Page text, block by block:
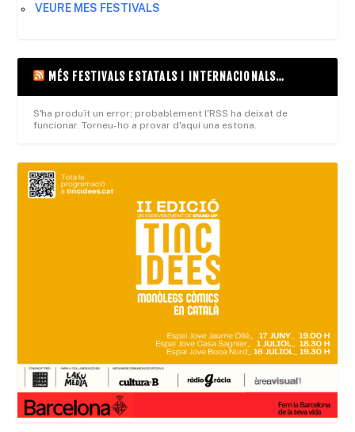
VEURE MES FESTIVALS
MÉS FESTIVALS ESTATALS I INTERNACIONALS…
S'ha produït un error; probablement l'RSS ha deixat de
funcionar. Torneu-ho a provar d'aquí una estona.